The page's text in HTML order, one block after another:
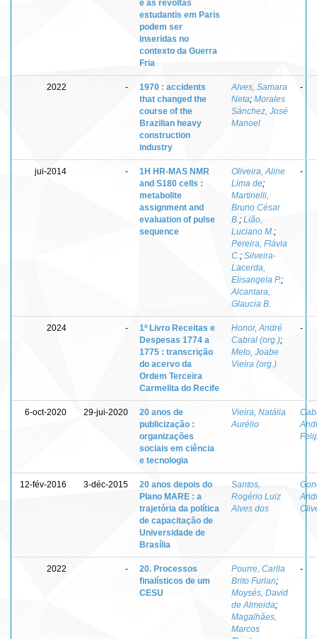
e as revoltas
estudantis em Paris
podem ser
inseridas no
contexto da Guerra
Fria
2022 -
1970 : accidents
that changed the
course of the
Brazilian heavy
construction
industry
Alves, Samara
Neta; Morales
Sánchez, José
Manoel
-
jui-2014 -
1H HR-MAS NMR
and S180 cells :
metabolite
assignment and
evaluation of pulse
sequence
Oliveira, Aline
Lima de;
Martinelli,
Bruno César
B. ; Lião,
Luciano M. ;
Pereira, Flávia
C. ; Silveira-
Lacerda,
Elisangela P.;
Alcantara,
Glaucia B.
-
2024 -
1º Livro Receitas e
Despesas 1774 a
1775 : transcrição
do acervo da
Ordem Terceira
Carmelita do Recife
Honor, André
Cabral (org.);
Melo, Joabe
Vieira (org.)
-
6-oct-2020 29-jui-2020
20 anos de
publicização :
organizações
sociais em ciência
e tecnologia
Vieira, Natália
Aurélio
12-fév-2016 3-déc-2015
20 anos depois do
Plano MARE : a
trajetória da política
de capacitação de
Universidade de
Brasília
Santos,
Rogério Luiz
Alves dos
2022 -
20. Processos
finalísticos de um
CESU
Pourre, Carlla
Brito Furlan;
Moysés, David
de Almeida;
Magalhães,
Marcos
-